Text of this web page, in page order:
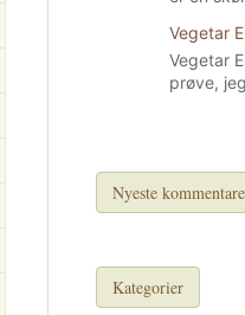
Vegetar
Vegetar
prøve,
Nyeste
Kategorier